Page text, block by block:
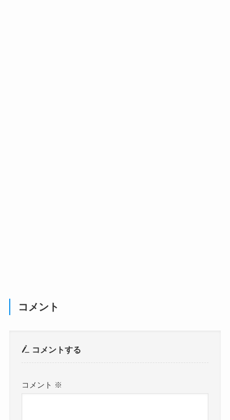
コメント
コメントする
コメント ※